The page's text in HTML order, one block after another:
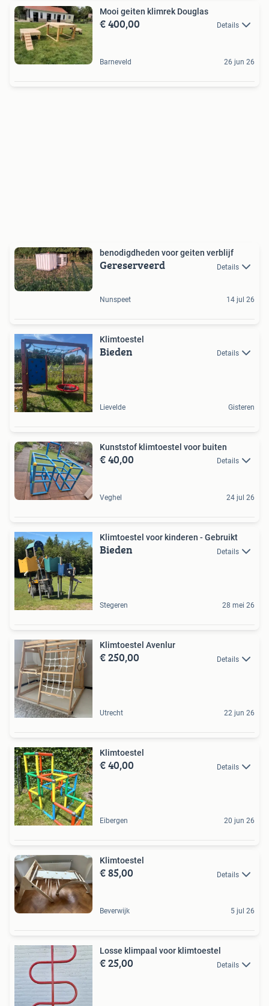
Mooi geiten klimrek Douglas
€ 400,00 Details
Barneveld 26 jun 26
benodigdheden voor geiten verblijf
Gereserveerd Details
Nunspeet 14 jul 26
Klimtoestel
Bieden Details
Lievelde Gisteren
Kunststof klimtoestel voor buiten
€ 40,00 Details
Veghel 24 jul 26
Klimtoestel voor kinderen - Gebruikt
Bieden Details
Stegeren 28 mei 26
Klimtoestel Avenlur
€ 250,00 Details
Utrecht 22 jun 26
Klimtoestel
€ 40,00 Details
Eibergen 20 jun 26
Klimtoestel
€ 85,00 Details
Beverwijk 5 jul 26
Losse klimpaal voor klimtoestel
€ 25,00 Details